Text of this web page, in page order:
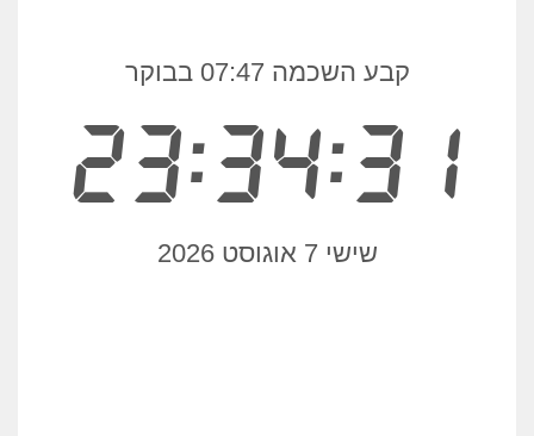
23:34:31
קבע השכמה 07:47 בבוקר
שישי 7 אוגוסט 2026